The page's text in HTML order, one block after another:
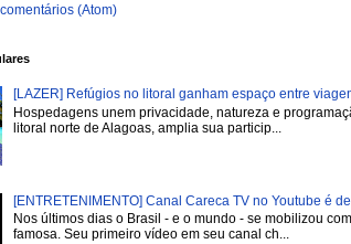
(Atom)
[LAZER] Refúgios no litoral ganham espaço entre
Hospedagens unem privacidade, natureza e
litoral norte de Alagoas, amplia sua particip...
[ENTRETENIMENTO] Canal Careca TV no Youtube é
Nos últimos dias o Brasil - e o mundo - se mobilizou
famosa. Seu primeiro vídeo em seu canal ch...